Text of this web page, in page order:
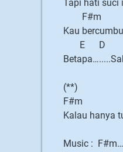
Tapi hati suci
Kau
E D
(**)
F#m
Kalau hanya
Music :